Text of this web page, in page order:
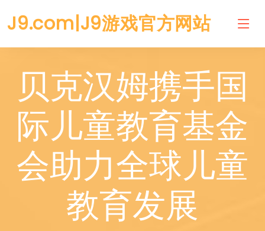
J9.com|J9游戏官方网站
贝克汉姆携手国
际儿童教育基金
会助力全球儿童
教育发展